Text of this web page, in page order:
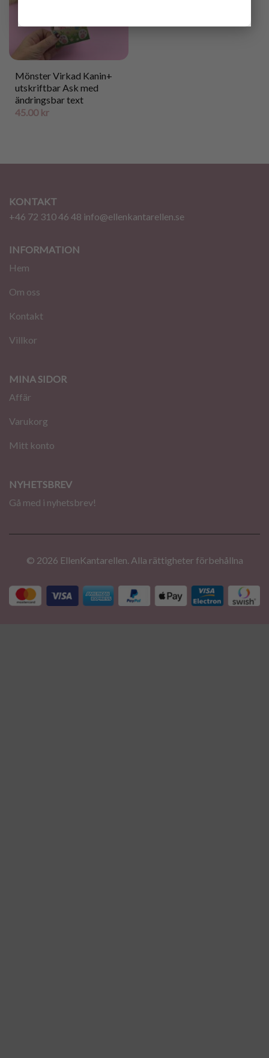
Mönster Virkad Kanin+
utskriftbar Ask med
ändringsbar text
45.00 kr
KONTAKT
+46 72 310 46 48 info@ellenkantarellen.se
INFORMATION
Hem
Om oss
Kontakt
Villkor
MINA SIDOR
Affär
Varukorg
Mitt konto
NYHETSBREV
Gå med i nyhetsbrev!
© 2026 EllenKantarellen. Alla rättigheter förbehållna